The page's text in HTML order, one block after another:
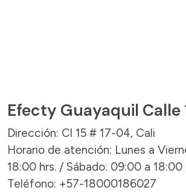
Efecty Guayaquil Calle
Dirección: Cl 15 # 17-04, Cali
Horario de atención: Lunes a
18:00 hrs. / Sábado: 09:00 a 18:00
Teléfono: +57-18000186027